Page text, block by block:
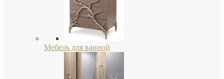
Мебель для ванной